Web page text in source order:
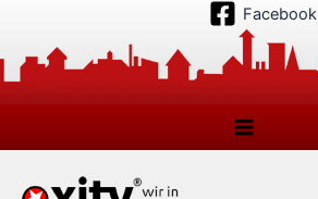
springen
Facebook